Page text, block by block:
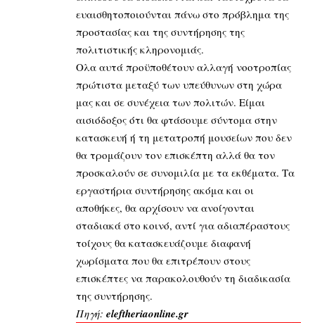
ευαισθητοποιούνται πάνω στο πρόβλημα της
προστασίας και της συντήρησης της
πολιτιστικής κληρονομιάς.
Ολα αυτά προϋποθέτουν αλλαγή νοοτροπίας
πρώτιστα μεταξύ των υπεύθυνων στη χώρα
μας και σε συνέχεια των πολιτών. Είμαι
αισιόδοξος ότι θα φτάσουμε σύντομα στην
κατασκευή ή τη μετατροπή μουσείων που δεν
θα τρομάζουν τον επισκέπτη αλλά θα τον
προσκαλούν σε συνομιλία με τα εκθέματα. Τα
εργαστήρια συντήρησης ακόμα και οι
αποθήκες, θα αρχίσουν να ανοίγονται
σταδιακά στο κοινό, αντί για αδιαπέραστους
τοίχους θα κατασκευάζουμε διαφανή
χωρίσματα που θα επιτρέπουν στους
επισκέπτες να παρακολουθούν τη διαδικασία
της συντήρησης.
Πηγή: eleftheriaonline.gr